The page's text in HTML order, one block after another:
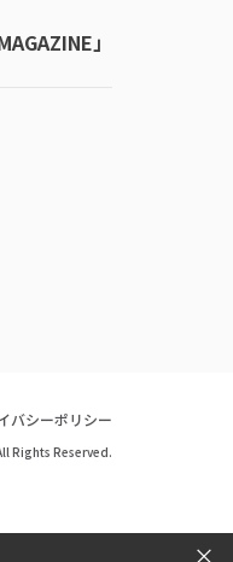
」
バシーポリシー
Rights Reserved.